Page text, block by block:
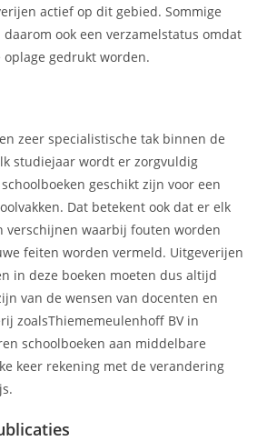
actief op dit gebied. Sommige
ook een verzamelstatus omdat
gedrukt worden.
zeer specialistische tak binnen de
studiejaar wordt er zorgvuldig
geschikt zijn voor een
Dat betekent ook dat er elk
verschijnen waarbij fouten worden
feiten worden vermeld. Uitgeverijen
in deze boeken moeten dus altijd
van de wensen van docenten en
zoalsThiememeulenhoff BV in
schoolboeken aan middelbare
keer rekening met de verandering